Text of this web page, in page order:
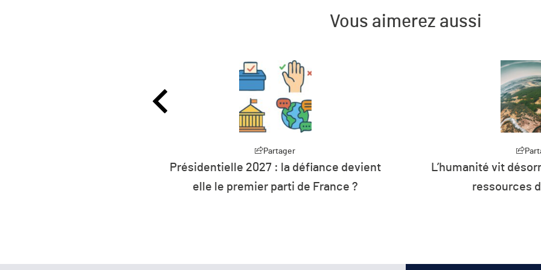
Vous aimerez aussi
Partager
L’humanité vit désormais à crédit sur les
ressources de la planète
Plus de 26 % de